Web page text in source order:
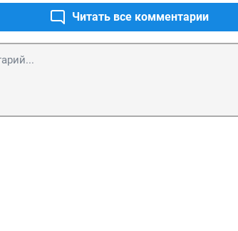
Читать все комментарии